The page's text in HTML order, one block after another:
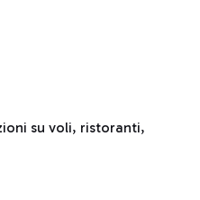
su voli, ristoranti,